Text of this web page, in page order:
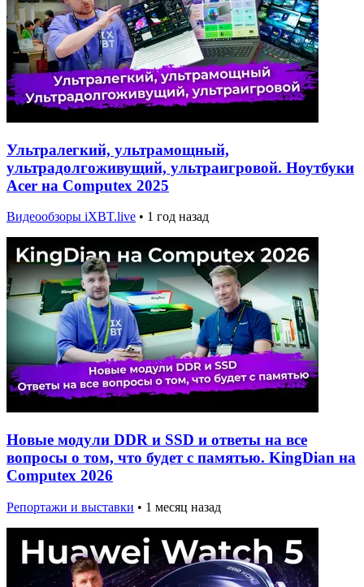
Ультралегкий, ультрамощный,
ультрадолгоживущий, ультраигровой. Ноутбуки
Acer на Computex 2025
Видеообзоры iXBT.live • 1 год назад
Новые модули DDR и SSD и ответы на все
вопросы о том, что будет с памятью. KingDian на
Computex 2026
Репортажи и выставки • 1 месяц назад